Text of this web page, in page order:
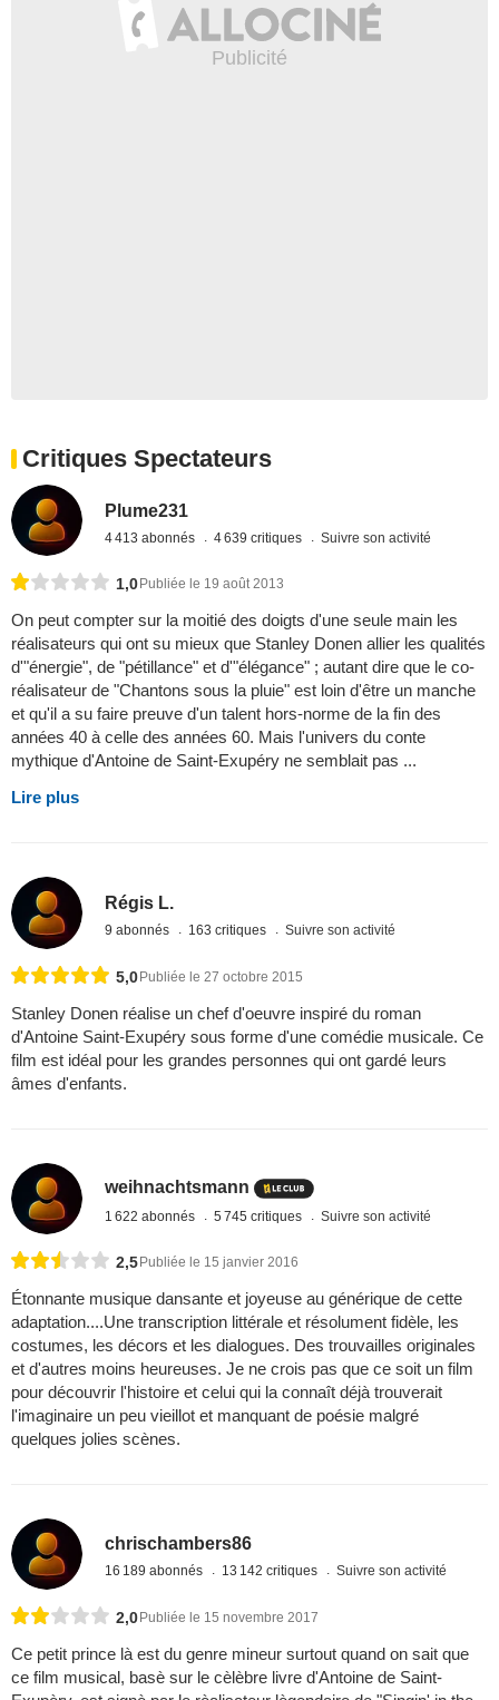
Critiques Spectateurs
Plume231
4 413 abonnés 4 639 critiques Suivre son activité
1,0 Publiée le 19 août 2013
On peut compter sur la moitié des doigts d'une seule main les
réalisateurs qui ont su mieux que Stanley Donen allier les qualités
d'"énergie", de "pétillance" et d'"élégance" ; autant dire que le co-
réalisateur de "Chantons sous la pluie" est loin d'être un manche
et qu'il a su faire preuve d'un talent hors-norme de la fin des
années 40 à celle des années 60. Mais l'univers du conte
mythique d'Antoine de Saint-Exupéry ne semblait pas ...
Lire plus
Régis L.
9 abonnés 163 critiques Suivre son activité
5,0Publiée le 27 octobre 2015
Stanley Donen réalise un chef d'oeuvre inspiré du roman
d'Antoine Saint-Exupéry sous forme d'une comédie musicale. Ce
film est idéal pour les grandes personnes qui ont gardé leurs
âmes d'enfants.
weihnachtsmann
1 622 abonnés 5 745 critiques Suivre son activité
2,5Publiée le 15 janvier 2016
Étonnante musique dansante et joyeuse au générique de cette
adaptation....Une transcription littérale et résolument fidèle, les
costumes, les décors et les dialogues. Des trouvailles originales
et d'autres moins heureuses. Je ne crois pas que ce soit un film
pour découvrir l'histoire et celui qui la connaît déjà trouverait
l'imaginaire un peu vieillot et manquant de poésie malgré
quelques jolies scènes.
chrischambers86
16 189 abonnés 13 142 critiques Suivre son activité
2,0 Publiée le 15 novembre 2017
Ce petit prince là est du genre mineur surtout quand on sait que
ce film musical, basè sur le cèlèbre livre d'Antoine de Saint-